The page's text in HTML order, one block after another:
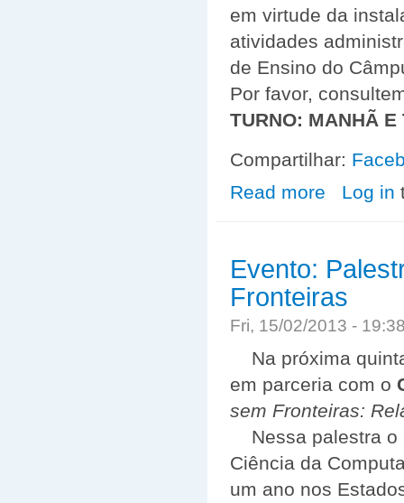
em virtude da
atividades
de
Por favor,
TURNO: MANHÃ E
Compartilhar:
Read more about Troca
Log in
Evento:
Fronteiras
Fri, 15/02/2013 -
Na próxima
em parceria com o
sem Fronteiras:
Nessa palestra o
Ciência da
um ano nos